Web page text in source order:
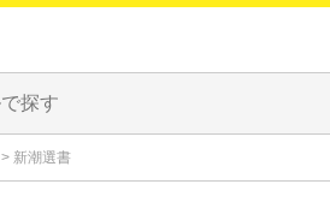
> 新潮選書